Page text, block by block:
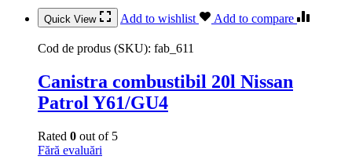
Quick View Add to wishlist Add to compare
Cod de produs (SKU): fab_611
Canistra combustibil 20l Nissan
Patrol Y61/GU4
Rated 0 out of 5
Fără evaluări